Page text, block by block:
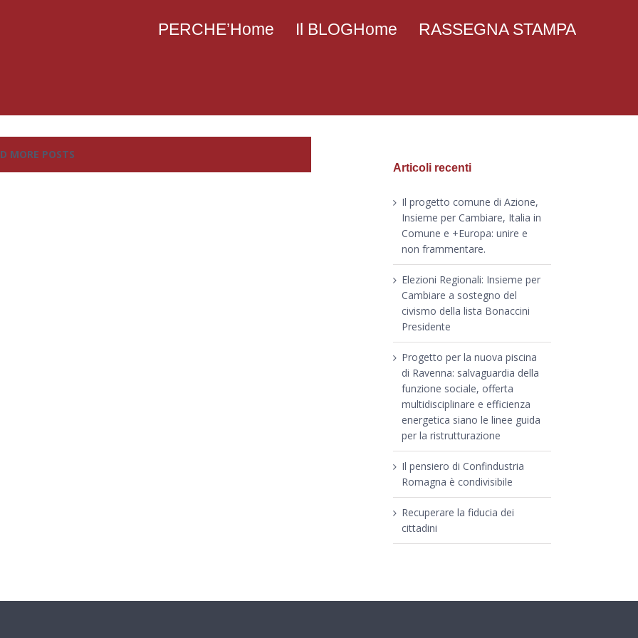
PERCHE’Home Il BLOGHome RASSEGNA STAMPA
MORE POSTS
Articoli recenti
Il progetto comune di Azione,
Insieme per Cambiare, Italia in
Comune e +Europa: unire e
non frammentare.
Elezioni Regionali: Insieme per
Cambiare a sostegno del
civismo della lista Bonaccini
Presidente
Progetto per la nuova piscina
di Ravenna: salvaguardia della
funzione sociale, offerta
multidisciplinare e efficienza
energetica siano le linee guida
per la ristrutturazione
Il pensiero di Confindustria
Romagna è condivisibile
Recuperare la fiducia dei
cittadini